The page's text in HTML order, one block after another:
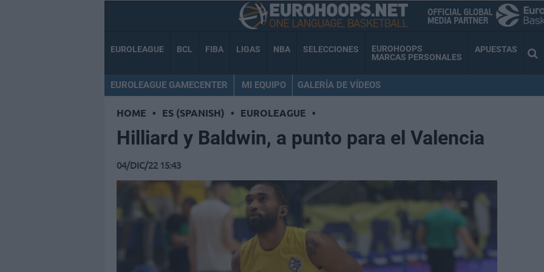
EUROLEAGUE BCL FIBA LIGAS NBA SELECCIONES
EUROHOOPS
MARCAS PERSONALES
APUESTAS
EUROLEAGUE GAMECENTER MI EQUIPO GALERÍA DE VÍDEOS
HOME • ES (SPANISH) • EUROLEAGUE •
Hilliard y Baldwin, a punto para el Valencia
04/DIC/22 15:43